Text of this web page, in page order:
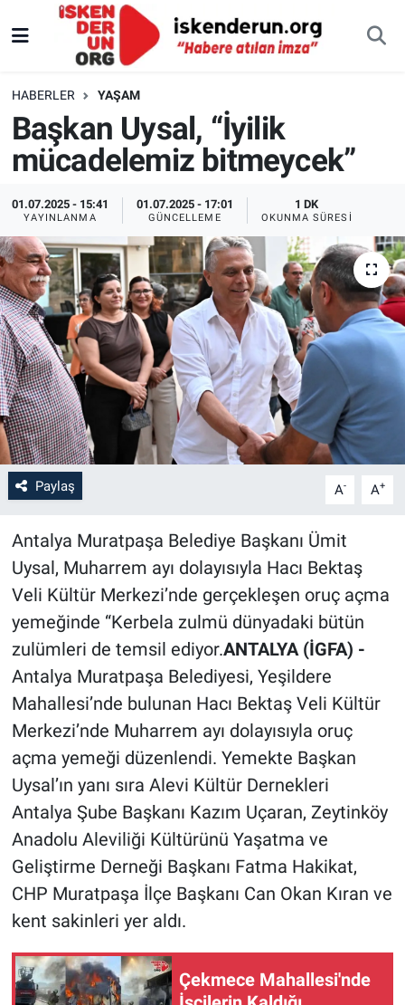
HABERLER YAŞAM
Başkan Uysal, “İyilik
mücadelemiz bitmeycek”
01.07.2025 - 15:41
YAYINLANMA
01.07.2025 - 17:01
GÜNCELLEME
1 DK
OKUNMA SÜRESI
Paylaş A- A+
Antalya Muratpaşa Belediye Başkanı Ümit
Uysal, Muharrem ayı dolayısıyla Hacı Bektaş
Veli Kültür Merkezi’nde gerçekleşen oruç açma
yemeğinde “Kerbela zulmü dünyadaki bütün
zulümleri de temsil ediyor.ANTALYA (İGFA) -
Antalya Muratpaşa Belediyesi, Yeşildere
Mahallesi’nde bulunan Hacı Bektaş Veli Kültür
Merkezi’nde Muharrem ayı dolayısıyla oruç
açma yemeği düzenlendi. Yemekte Başkan
Uysal’ın yanı sıra Alevi Kültür Dernekleri
Antalya Şube Başkanı Kazım Uçaran, Zeytinköy
Anadolu Aleviliği Kültürünü Yaşatma ve
Geliştirme Derneği Başkanı Fatma Hakikat,
CHP Muratpaşa İlçe Başkanı Can Okan Kıran ve
kent sakinleri yer aldı.
Çekmece Mahallesi'nde